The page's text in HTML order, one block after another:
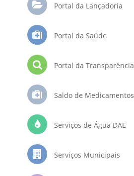
Portal da Lançadoria
Portal da Saúde
Portal da Transparência
Saldo de Medicamentos
Serviços de Água DAE
Serviços Municipais